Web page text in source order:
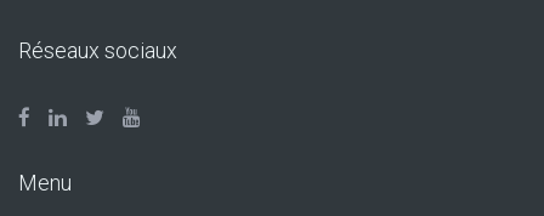
Réseaux sociaux
Menu